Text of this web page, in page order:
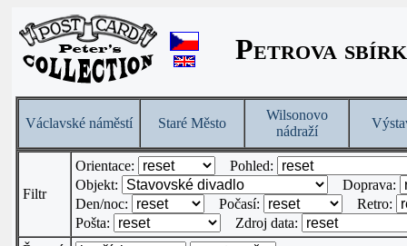
Petrova
Václavské náměstí Staré Město
Wilsonovo
nádraží
Filtr
Orientace:
Pohled:
Objekt:
Doprava:
Den/noc:
Počasí:
Retro:
Pošta:
Zdroj data: